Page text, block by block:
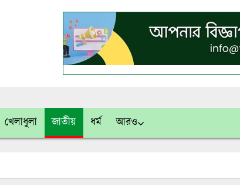
খেলাধুলা জাতীয় ধর্ম আরও